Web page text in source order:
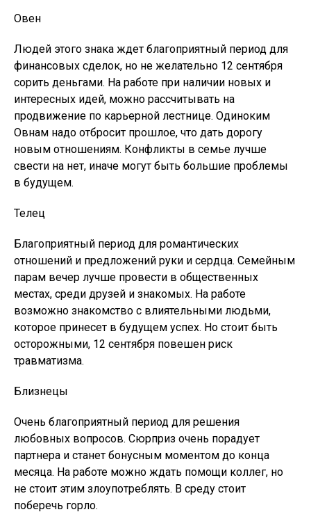
Овен
Людей этого знака ждет благоприятный период для
финансовых сделок, но не желательно 12 сентября
сорить деньгами. На работе при наличии новых и
интересных идей, можно рассчитывать на
продвижение по карьерной лестнице. Одиноким
Овнам надо отбросит прошлое, что дать дорогу
новым отношениям. Конфликты в семье лучше
свести на нет, иначе могут быть большие проблемы
в будущем.
Телец
Благоприятный период для романтических
отношений и предложений руки и сердца. Семейным
парам вечер лучше провести в общественных
местах, среди друзей и знакомых. На работе
возможно знакомство с влиятельными людьми,
которое принесет в будущем успех. Но стоит быть
осторожными, 12 сентября повешен риск
травматизма.
Близнецы
Очень благоприятный период для решения
любовных вопросов. Сюрприз очень порадует
партнера и станет бонусным моментом до конца
месяца. На работе можно ждать помощи коллег, но
не стоит этим злоупотреблять. В среду стоит
поберечь горло.